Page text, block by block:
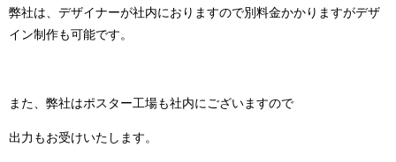
弊社は、デザイナーが社内におりますので別料金かかりますがデザ
イン制作も可能です。
また、弊社はポスター工場も社内にございますので
出力もお受けいたします。